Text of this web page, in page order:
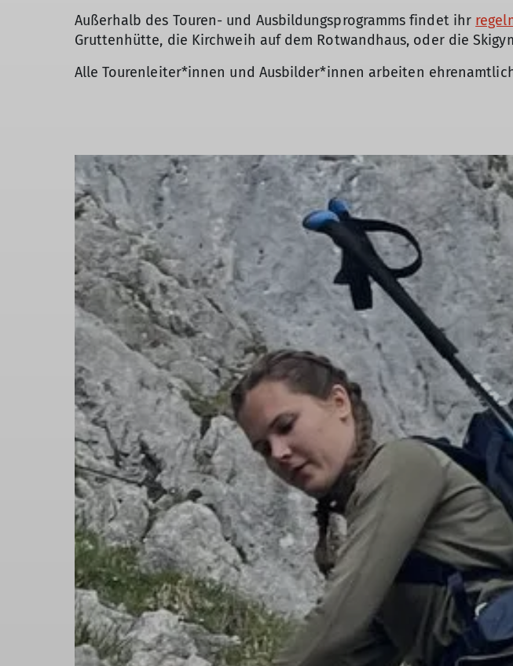
Außerhalb des Touren- und Ausbildungsprogramms findet ihr
Gruttenhütte, die Kirchweih auf dem Rotwandhaus, oder die
Alle Tourenleiter*innen und Ausbilder*innen arbeiten